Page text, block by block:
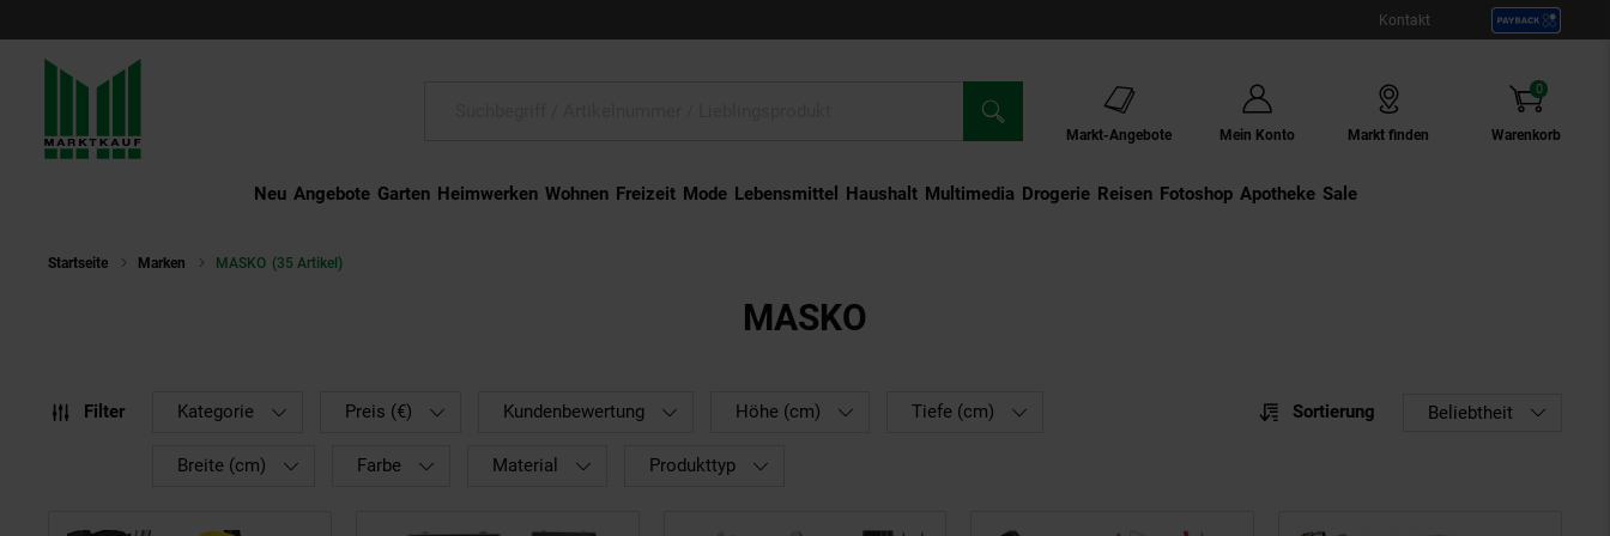
Kontakt
Markt-Angebote Mein Konto Markt finden Warenkorb
0
Artikel
Neu Angebote Garten Heimwerken Wohnen Freizeit Mode Lebensmittel Haushalt Multimedia Drogerie Externer Link:
Reisen Externer Link:
Fotoshop Externer Link:
Apotheke Sale
Startseite Marken MASKO (35 Artikel)
MASKO
Filter Kategorie Preis (€) Kundenbewertung Höhe (cm) Tiefe (cm)
Breite (cm) Farbe Material Produkttyp
Sortierung Beliebtheit